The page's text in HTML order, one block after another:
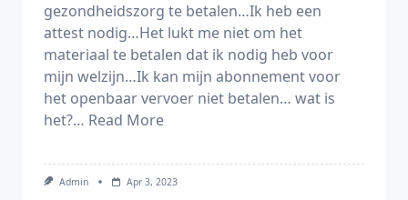
gezondheidszorg te betalen…Ik heb een
attest nodig…Het lukt me niet om het
materiaal te betalen dat ik nodig heb voor
mijn welzijn…Ik kan mijn abonnement voor
het openbaar vervoer niet betalen… wat is
het?… Read More
Admin Apr 3, 2023